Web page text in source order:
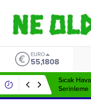
EURO
55,1808
Sıcak
Serinleme